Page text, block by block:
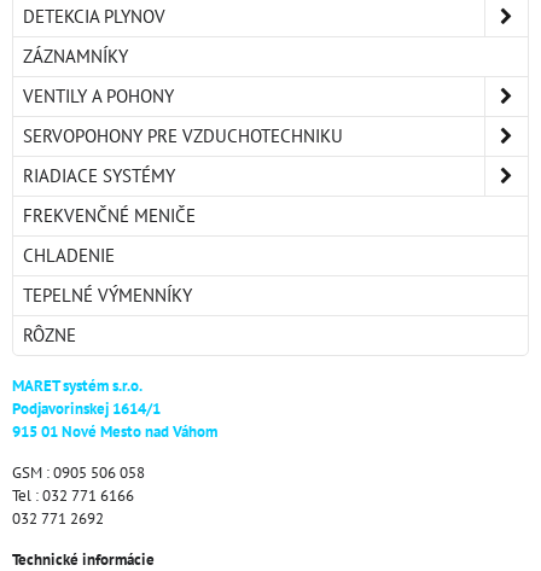
DETEKCIA PLYNOV
ZÁZNAMNÍKY
VENTILY A POHONY
SERVOPOHONY PRE VZDUCHOTECHNIKU
RIADIACE SYSTÉMY
FREKVENČNÉ MENIČE
CHLADENIE
TEPELNÉ VÝMENNÍKY
RÔZNE
MARET systém s.r.o.
Podjavorinskej 1614/1
915 01 Nové Mesto nad Váhom
GSM : 0905 506 058
Tel : 032 771 6166
032 771 2692
Technické informácie